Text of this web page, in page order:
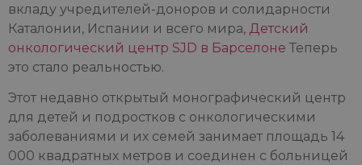
вкладу учредителей-доноров и солидарности
Каталонии, Испании и всего мира, Детский
онкологический центр SJD в Барселоне Теперь
это стало реальностью.
Этот недавно открытый монографический центр
для детей и подростков с онкологическими
заболеваниями и их семей занимает площадь 14
000 квадратных метров и соединен с больницей